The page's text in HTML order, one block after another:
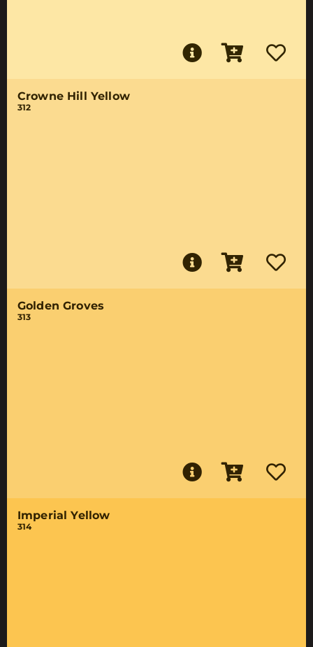
Crowne Hill Yellow
312
Golden Groves
313
Imperial Yellow
314